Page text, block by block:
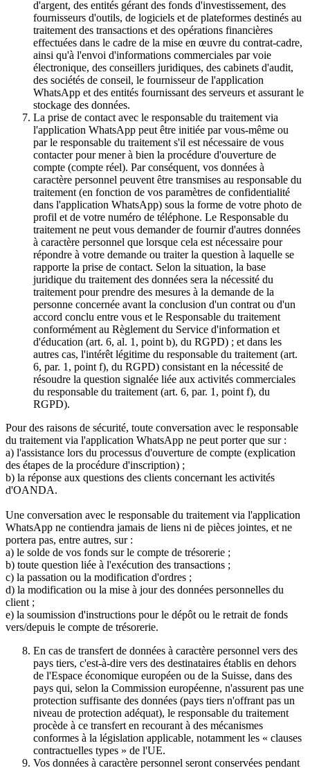
d'argent, des entités gérant des fonds d'investissement, des
fournisseurs d'outils, de logiciels et de plateformes destinés au
traitement des transactions et des opérations financières
effectuées dans le cadre de la mise en œuvre du contrat-cadre,
ainsi qu'à l'envoi d'informations commerciales par voie
électronique, des conseillers juridiques, des cabinets d'audit,
des sociétés de conseil, le fournisseur de l'application
WhatsApp et des entités fournissant des serveurs et assurant le
stockage des données.
La prise de contact avec le responsable du traitement via
l'application WhatsApp peut être initiée par vous-même ou
par le responsable du traitement s'il est nécessaire de vous
contacter pour mener à bien la procédure d'ouverture de
compte (compte réel). Par conséquent, vos données à
caractère personnel peuvent être transmises au responsable du
traitement (en fonction de vos paramètres de confidentialité
dans l'application WhatsApp) sous la forme de votre photo de
profil et de votre numéro de téléphone. Le Responsable du
traitement ne peut vous demander de fournir d'autres données
à caractère personnel que lorsque cela est nécessaire pour
répondre à votre demande ou traiter la question à laquelle se
rapporte la prise de contact. Selon la situation, la base
juridique du traitement des données sera la nécessité du
traitement pour prendre des mesures à la demande de la
personne concernée avant la conclusion d'un contrat ou d'un
accord conclu entre vous et le Responsable du traitement
conformément au Règlement du Service d'information et
d'éducation (art. 6, al. 1, point b), du RGPD) ; et dans les
autres cas, l'intérêt légitime du responsable du traitement (art.
6, par. 1, point f), du RGPD) consistant en la nécessité de
résoudre la question signalée liée aux activités commerciales
du responsable du traitement (art. 6, par. 1, point f), du
RGPD).
Pour des raisons de sécurité, toute conversation avec le responsable
du traitement via l'application WhatsApp ne peut porter que sur :
a) l'assistance lors du processus d'ouverture de compte (explication
des étapes de la procédure d'inscription) ;
b) la réponse aux questions des clients concernant les activités
d'OANDA.
Une conversation avec le responsable du traitement via l'application
WhatsApp ne contiendra jamais de liens ni de pièces jointes, et ne
portera pas, entre autres, sur :
a) le solde de vos fonds sur le compte de trésorerie ;
b) toute question liée à l'exécution des transactions ;
c) la passation ou la modification d'ordres ;
d) la modification ou la mise à jour des données personnelles du
client ;
e) la soumission d'instructions pour le dépôt ou le retrait de fonds
vers/depuis le compte de trésorerie.
En cas de transfert de données à caractère personnel vers des
pays tiers, c'est-à-dire vers des destinataires établis en dehors
de l'Espace économique européen ou de la Suisse, dans des
pays qui, selon la Commission européenne, n'assurent pas une
protection suffisante des données (pays tiers n'offrant pas un
niveau de protection adéquat), le responsable du traitement
procède à ce transfert en recourant à des mécanismes
conformes à la législation applicable, notamment les « clauses
contractuelles types » de l'UE.
Vos données à caractère personnel seront conservées pendant